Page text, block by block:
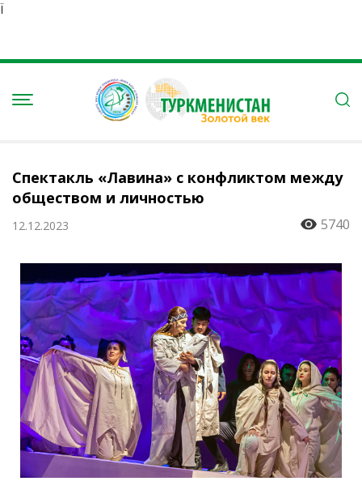
Ï
Спектакль «Лавина» с конфликтом между
обществом и личностью
12.12.2023 5740